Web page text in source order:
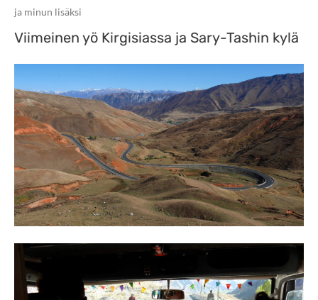
ja minun lisäksi
Viimeinen yö Kirgisiassa ja Sary-Tashin kylä